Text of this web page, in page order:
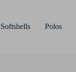
Softshells Polos